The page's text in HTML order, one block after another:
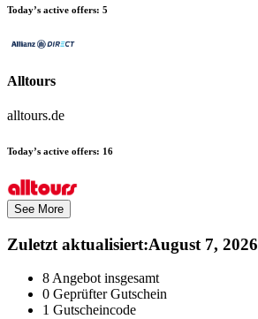
Today’s active offers: 5
Alltours
alltours.de
Today’s active offers: 16
See More
Zuletzt aktualisiert:August 7, 2026
8Angebot insgesamt
0 Geprüfter Gutschein
1 Gutscheincode